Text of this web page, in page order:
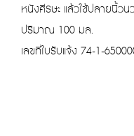
หนังศีรษะ แล้วใช้ปลายนิ้ว
ปริมาณ 100 มล.
เลขที่ใบรับแจ้ง 74-1-